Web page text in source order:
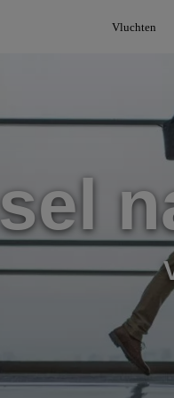
Vluchten